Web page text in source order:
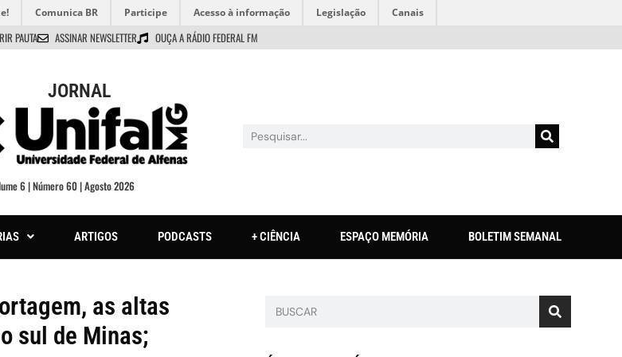
Comunica BR Participe Acesso à informação Legislação Canais
PAUTA ASSINAR NEWSLETTER OUÇA A RÁDIO FEDERAL FM
JORNAL
6 | Número 60 | Agosto 2026
ARTIGOS PODCASTS + CIÊNCIA ESPAÇO MEMÓRIA BOLETIM SEMANAL
as altas
sul de Minas;